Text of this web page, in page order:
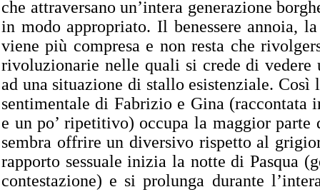
che attraversano un’intera generazione
in modo appropriato. Il benessere annoia,
viene più compresa e non resta che
rivoluzionarie nelle quali si crede di vedere
ad una situazione di stallo esistenziale. Così
sentimentale di Fabrizio e Gina (raccontata
e un po’ ripetitivo) occupa la maggior
sembra offrire un diversivo rispetto al
rapporto sessuale inizia la notte di Pasqua
contestazione) e si prolunga durante